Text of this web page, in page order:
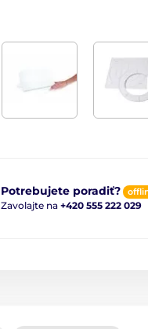
Potrebujete poradiť?
Zavolajte na +420 555 222 029